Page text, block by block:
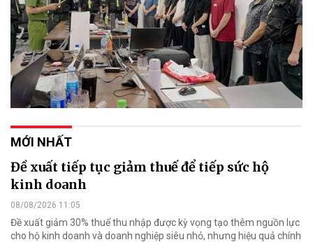
MỚI NHẤT
Đề xuất tiếp tục giảm thuế để tiếp sức hộ
kinh doanh
08/08/2026 11:05
Đề xuất giảm 30% thuế thu nhập được kỳ vọng tạo thêm nguồn lực
cho hộ kinh doanh và doanh nghiệp siêu nhỏ, nhưng hiệu quả chính